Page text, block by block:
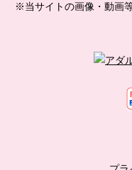
※当サイトの画像・動画